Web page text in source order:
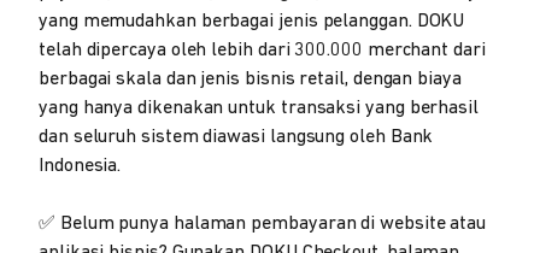
yang memudahkan berbagai jenis pelanggan. DOKU
telah dipercaya oleh lebih dari 300.000 merchant dari
berbagai skala dan jenis bisnis retail, dengan biaya
yang hanya dikenakan untuk transaksi yang berhasil
dan seluruh sistem diawasi langsung oleh Bank
Indonesia.
✅ Belum punya halaman pembayaran di website atau